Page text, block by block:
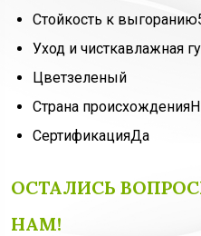
Стойкость к выгоранию
Уход и чисткавлажная
Цветзеленый
Страна происхождения
СертификацияДа
ОСТАЛИСЬ
НАМ!